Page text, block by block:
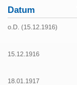
Datum
o.D. (15.12.1916)
15.12.1916
18.01.1917